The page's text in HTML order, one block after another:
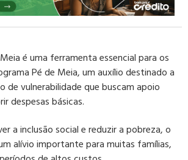
é uma ferramenta essencial para os
Pé de Meia, um auxílio destinado a
de vulnerabilidade que buscam apoio
despesas básicas.
a inclusão social e reduzir a pobreza, o
alívio importante para muitas famílias,